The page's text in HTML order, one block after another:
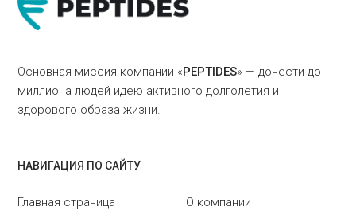
Основная миссия компании «PEPTIDES» — донести до
миллиона людей идею активного долголетия и
здорового образа жизни.
НАВИГАЦИЯ ПО САЙТУ
Главная страница
О компании